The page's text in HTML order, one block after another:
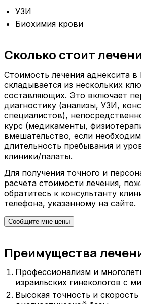
УЗИ
Биохимия крови
Сколько стоит
Стоимость лечения аднексита в
складывается из нескольких
составляющих. Это включает
диагностику (анализы, УЗИ,
специалистов),
курс (медикаменты,
вмешательство, если
длительность пребывания и
клиники/палаты.
Для получения точного и
расчета стоимости лечения,
обратитесь к консультанту
телефона, указанному на сайте.
Сообщите мне цены
Преимущества
Профессионализм и
израильских гинекологов с
Высокая точность и